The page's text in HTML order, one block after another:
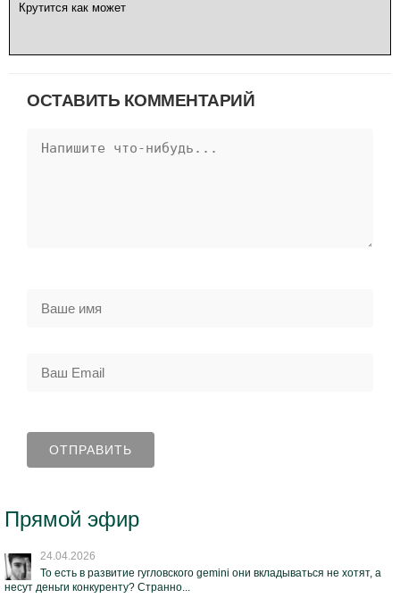
Крутится как может
ОСТАВИТЬ КОММЕНТАРИЙ
Прямой эфир
24.04.2026
То есть в развитие гугловского gemini они вкладываться не хотят, а
несут деньги конкуренту? Странно...